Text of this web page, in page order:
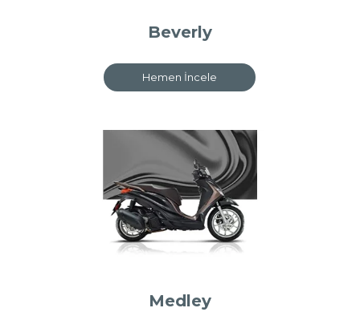
Beverly
Hemen İncele
Medley